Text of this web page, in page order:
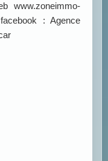
www.zoneimmo-
: Agence